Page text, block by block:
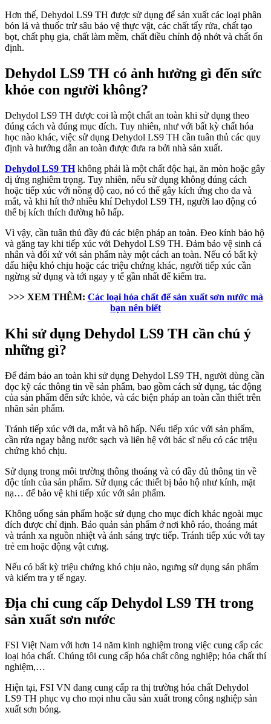
Hơn thế, Dehydol LS9 TH được sử dụng để sản xuất các loại phân
bón lá và thuốc trừ sâu bảo vệ thực vật, các chất tẩy rửa, chất tạo
bọt, chất phụ gia, chất làm mềm, chất điều chỉnh độ nhớt và chất ổn
định.
Dehydol LS9 TH có ảnh hưởng gì đến sức
khỏe con người không?
Dehydol LS9 TH được coi là một chất an toàn khi sử dụng theo
đúng cách và đúng mục đích. Tuy nhiên, như với bất kỳ chất hóa
học nào khác, việc sử dụng Dehydol LS9 TH cần tuân thủ các quy
định và hướng dẫn an toàn được đưa ra bởi nhà sản xuất.
Dehydol LS9 THkhông phải là một chất độc hại, ăn mòn hoặc gây
dị ứng nghiêm trọng. Tuy nhiên, nếu sử dụng không đúng cách
hoặc tiếp xúc với nồng độ cao, nó có thể gây kích ứng cho da và
mắt, và khi hít thở nhiều khí Dehydol LS9 TH, người lao động có
thể bị kích thích đường hô hấp.
Vì vậy, cần tuân thủ đầy đủ các biện pháp an toàn. Đeo kính bảo hộ
và găng tay khi tiếp xúc với Dehydol LS9 TH. Đảm bảo vệ sinh cá
nhân và đối xử với sản phẩm này một cách an toàn. Nếu có bất kỳ
dấu hiệu khó chịu hoặc các triệu chứng khác, người tiếp xúc cần
ngừng sử dụng và tới ngay y tế gần nhất để kiểm tra.
>>> XEM THÊM: Các loại hóa chất để sản xuất sơn nước mà
bạn nên biết
Khi sử dụng Dehydol LS9 TH cần chú ý
những gì?
Để đảm bảo an toàn khi sử dụng Dehydol LS9 TH, người dùng cần
đọc kỹ các thông tin về sản phẩm, bao gồm cách sử dụng, tác động
của sản phẩm đến sức khỏe, và các biện pháp an toàn cần thiết trên
nhãn sản phẩm.
Tránh tiếp xúc với da, mắt và hô hấp. Nếu tiếp xúc với sản phẩm,
cần rửa ngay bằng nước sạch và liên hệ với bác sĩ nếu có các triệu
chứng khó chịu.
Sử dụng trong môi trường thông thoáng và có đầy đủ thông tin về
độc tính của sản phẩm. Sử dụng các thiết bị bảo hộ như kính, mặt
nạ… để bảo vệ khi tiếp xúc với sản phẩm.
Không uống sản phẩm hoặc sử dụng cho mục đích khác ngoài mục
đích được chỉ định. Bảo quản sản phẩm ở nơi khô ráo, thoáng mát
và tránh xa nguồn nhiệt và ánh sáng trực tiếp. Tránh tiếp xúc với tay
trẻ em hoặc động vật cưng.
Nếu có bất kỳ triệu chứng khó chịu nào, ngưng sử dụng sản phẩm
và kiểm tra y tế ngay.
Địa chỉ cung cấp Dehydol LS9 TH trong
sản xuất sơn nước
FSI Việt Nam với hơn 14 năm kinh nghiệm trong việc cung cấp các
loại hóa chất. Chúng tôi cung cấp hóa chất công nghiệp; hóa chất thí
nghiệm,…
Hiện tại, FSI VN đang cung cấp ra thị trường hóa chất Dehydol
LS9 TH phục vụ cho mọi nhu cầu sản xuất trong công nghiệp sản
xuất sơn bóng.